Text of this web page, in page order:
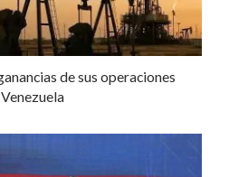
de sus operaciones